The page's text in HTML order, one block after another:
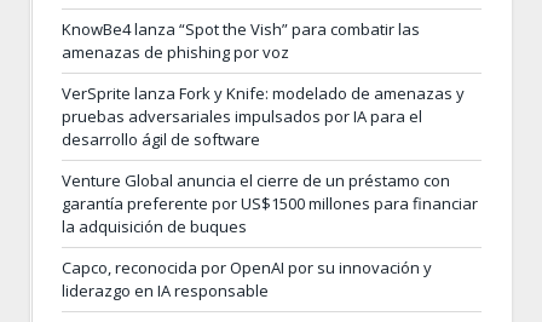
KnowBe4 lanza “Spot the Vish” para combatir las
amenazas de phishing por voz
VerSprite lanza Fork y Knife: modelado de amenazas y
pruebas adversariales impulsados por IA para el
desarrollo ágil de software
Venture Global anuncia el cierre de un préstamo con
garantía preferente por US$1500 millones para financiar
la adquisición de buques
Capco, reconocida por OpenAI por su innovación y
liderazgo en IA responsable